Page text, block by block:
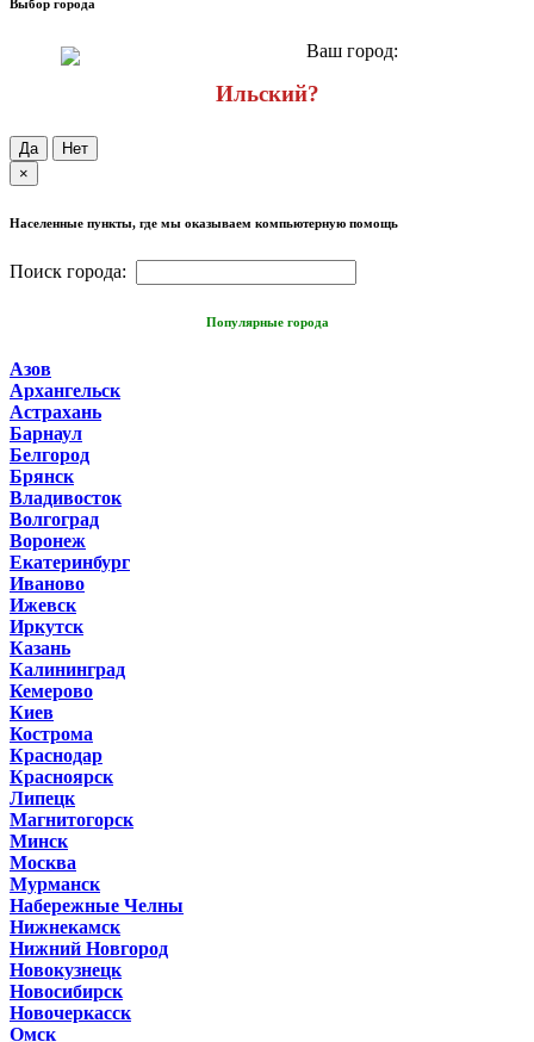
Выбор города
Ваш город:
Ильский?
Да
Нет
×
Населенные пункты, где мы оказываем компьютерную помощь
Поиск города:
Популярные города
Азов
Архангельск
Астрахань
Барнаул
Белгород
Брянск
Владивосток
Волгоград
Воронеж
Екатеринбург
Иваново
Ижевск
Иркутск
Казань
Калининград
Кемерово
Киев
Кострома
Краснодар
Красноярск
Липецк
Магнитогорск
Минск
Москва
Мурманск
Набережные Челны
Нижнекамск
Нижний Новгород
Новокузнецк
Новосибирск
Новочеркасск
Омск